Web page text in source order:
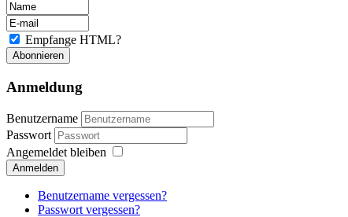
Empfange HTML?
Anmeldung
Benutzername
Passwort
Angemeldet bleiben
Anmelden
Benutzername vergessen?
Passwort vergessen?